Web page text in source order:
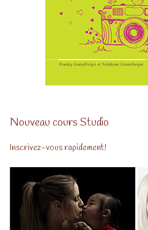
Nouveau cours Studio
Inscrivez-vous rapidement!